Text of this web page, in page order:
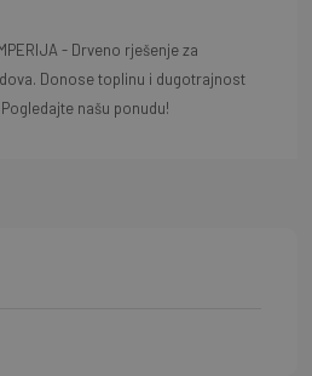
- Drveno rješenje za
Donose toplinu i dugotrajnost
našu ponudu!